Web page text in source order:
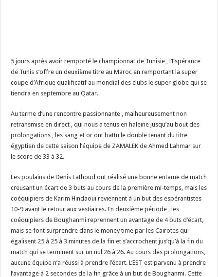
5 jours après avoir remporté le championnat de Tunisie , l’Espérance
de Tunis s’offre un deuxième titre au Maroc en remportant la super
coupe d’Afrique qualificatif au mondial des clubs le super globe qui se
tiendra en septembre au Qatar.
Au terme d’une rencontre passionnante , malheureusement non
retransmise en direct , qui nous a tenus en haleine jusqu’au bout des
prolongations , les sang et or ont battu le double tenant du titre
égyptien de cette saison l’équipe de ZAMALEK de Ahmed Lahmar sur
le score de 33 à 32.
Les poulains de Denis Lathoud ont réalisé une bonne entame de match
creusant un écart de 3 buts au cours de la première mi-temps, mais les
coéquipiers de Karim Hindaoui reviennent à un but des espérantistes
10-9 avant le retour aux vestiaires. En deuxième période , les
coéquipiers de Boughanmi reprennent un avantage de 4 buts d’écart,
mais se font surprendre dans le money time par les Cairotes qui
égalisent 25 à 25 à 3 minutes de la fin et s’accrochent jus’qu’à la fin du
match qui se terminent sur un nul 26 à 26. Au cours des prolongations,
aucune équipe n’a réussi à prendre l’écart. L’EST est parvenu à prendre
l’avantage à 2 secondes de la fin grâce à un but de Boughanmi. Cette